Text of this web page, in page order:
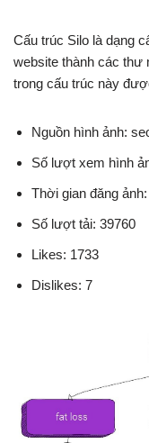
Cấu trúc Silo là dạng
website thành các thư
trong cấu trúc này
Nguồn hình ảnh:
Số lượt xem hình
Thời gian đăng
Số lượt tải: 39760
Likes: 1733
Dislikes: 7